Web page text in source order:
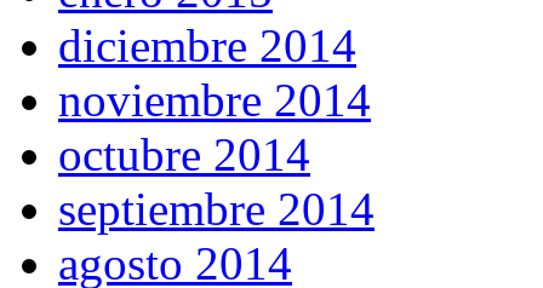
diciembre 2014
noviembre 2014
octubre 2014
septiembre 2014
agosto 2014